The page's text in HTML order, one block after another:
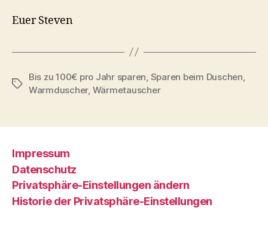
Euer Steven
Schlagwörter
Bis zu 100€ pro Jahr sparen, Sparen beim Duschen,
Warmduscher, Wärmetauscher
Impressum
Datenschutz
Privatsphäre-Einstellungen ändern
Historie der Privatsphäre-Einstellungen